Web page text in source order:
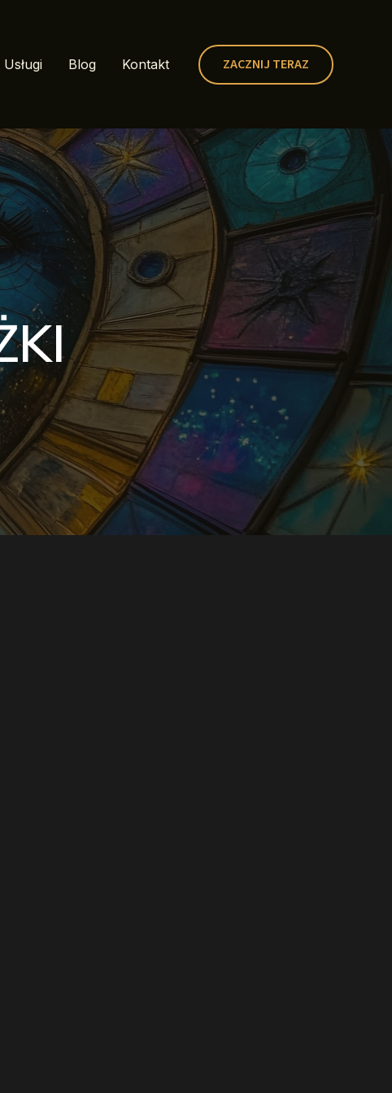
Usługi Blog Kontakt ZACZNIJ TERAZ